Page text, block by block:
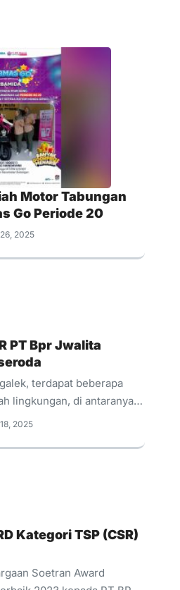
Motor Tabungan
Go Periode 20
2025
PT Bpr Jwalita
terdapat beberapa
lingkungan, di antaranya
Alun. Tempat sampah
Tempat Sampah
2025
Kategori TSP (CSR)
Soetran Award